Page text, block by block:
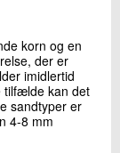
korn og en
der er
imidlertid
tilfælde kan det
sandtyper er
4-8 mm